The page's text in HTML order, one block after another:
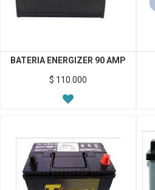
BATERIA ENERGIZER 90 AMP
$ 110.000